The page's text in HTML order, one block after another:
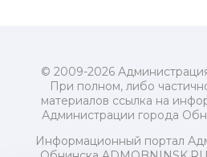
© 2009-2026
При полном, либо
материалов ссылка на
Администрации города
Информационный портал